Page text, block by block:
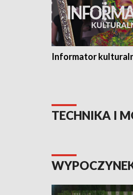
Informator
TECHNIKA I